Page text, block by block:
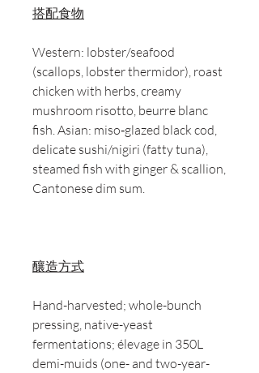
搭配食物
Western: lobster/seafood
(scallops, lobster thermidor), roast
chicken with herbs, creamy
mushroom risotto, beurre blanc
fish. Asian: miso‑glazed black cod,
delicate sushi/nigiri (fatty tuna),
steamed fish with ginger & scallion,
Cantonese dim sum.
釀造方式
Hand-harvested; whole-bunch
pressing, native-yeast
fermentations; élevage in 350L
demi-muids (one- and two-year-